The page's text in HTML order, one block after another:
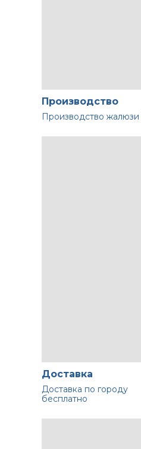
Производство
Производство жалюзи
Доставка
Доставка по городу
бесплатно